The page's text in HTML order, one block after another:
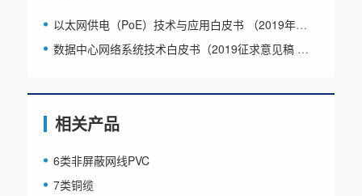
以太网供电（PoE）技术与应用白皮书 （2019年版）
数据中心网络系统技术白皮书（2019征求意见稿 版权属于CDCC）
相关产品
6类非屏蔽网线PVC
7类铜缆